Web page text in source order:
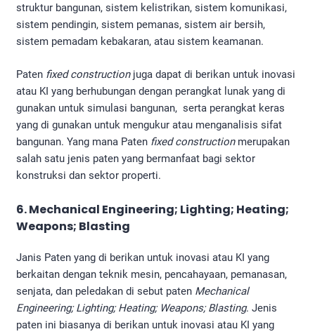
struktur bangunan, sistem kelistrikan, sistem komunikasi,
sistem pendingin, sistem pemanas, sistem air bersih,
sistem pemadam kebakaran, atau sistem keamanan.
Paten fixed constructionjuga dapat di berikan untuk inovasi
atau KI yang berhubungan dengan perangkat lunak yang di
gunakan untuk simulasi bangunan, serta perangkat keras
yang di gunakan untuk mengukur atau menganalisis sifat
bangunan. Yang mana Paten fixed constructionmerupakan
salah satu jenis paten yang bermanfaat bagi sektor
konstruksi dan sektor properti.
6. Mechanical Engineering; Lighting; Heating;
Weapons; Blasting
Janis Paten yang di berikan untuk inovasi atau KI yang
berkaitan dengan teknik mesin, pencahayaan, pemanasan,
senjata, dan peledakan di sebut paten Mechanical
Engineering; Lighting; Heating; Weapons; Blasting. Jenis
paten ini biasanya di berikan untuk inovasi atau KI yang